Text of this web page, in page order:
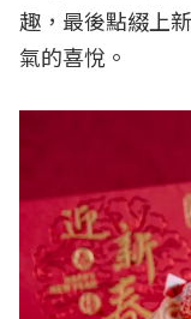
趣，最後點綴上
氣的喜悅。